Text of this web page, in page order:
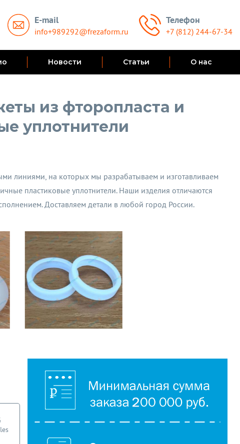
E-mail
info+989292@frezaform.ru
Телефон
+7 (812) 244-67-34
Новости Статьи О нас
из фторопласта и
уплотнители
линиями, на которых мы разрабатываем и изготавливаем
пластиковые уплотнители. Наши изделия отличаются
Доставляем детали в любой город России.